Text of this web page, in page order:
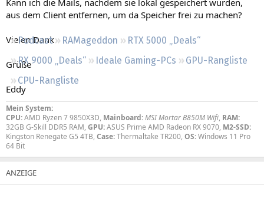
Regeln
Podcast RAMageddon
RTX 5000 „Deals“
RX 9000 „Deals“
Ideale Gaming-PCs
GPU-Rangliste
CPU-Rangliste
aus dem Client entfernen, um da Speicher frei zu machen?
Vielen Dank
Grüße
Eddy
Mein System:
CPU:AMD Ryzen 7 9850X3D, Mainboard:MSI Mortar B850M Wifi, RAM:
32GB G-Skill DDR5 RAM, GPU:ASUS Prime AMD Radeon RX 9070, M2-SSD:
Kingston Renegate G5 4TB, Case:Thermaltake TR200, OS:Windows 11 Pro
64 Bit